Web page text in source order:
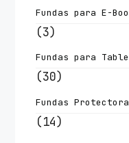
Fundas para E-
(3)
Fundas para
(30)
Fundas
(14)